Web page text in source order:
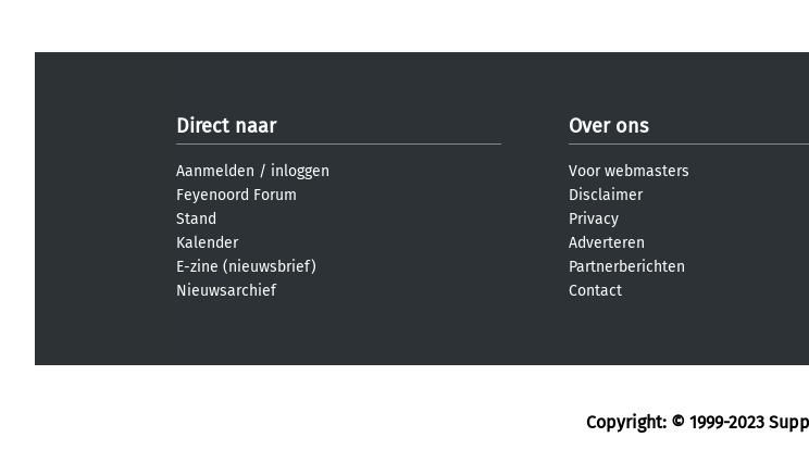
Direct naar
Aanmelden / inloggen
Feyenoord Forum
Stand
Kalender
E-zine (nieuwsbrief)
Nieuwsarchief
Over ons
Voor webmasters
Disclaimer
Privacy
Adverteren
Partnerberichten
Contact
Copyright: © 1999-2023